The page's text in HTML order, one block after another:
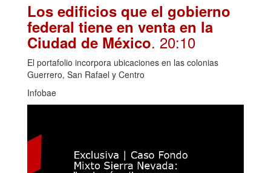
Los edificios que el gobierno
federal tiene en venta en la
Ciudad de México. 20:10
El portafolio incorpora ubicaciones en las colonias
Guerrero, San Rafael y Centro
Infobae